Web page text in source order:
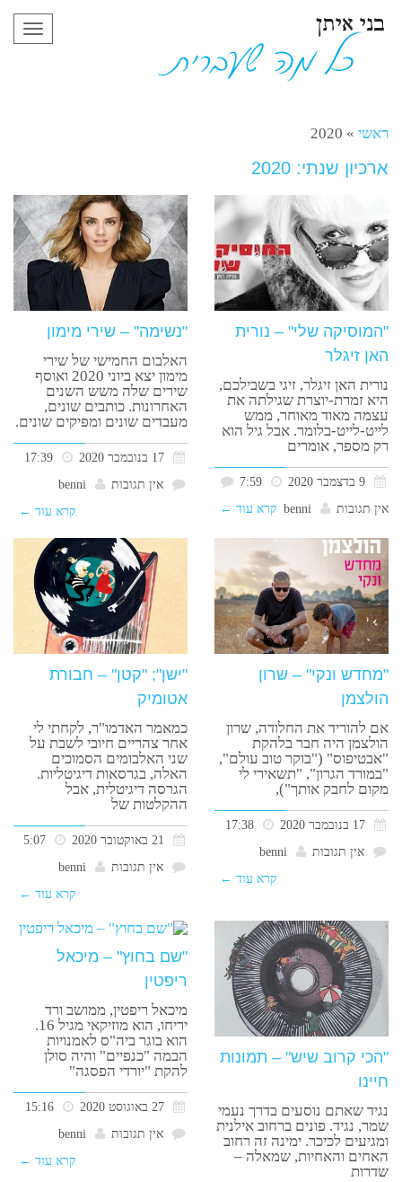
ראשי »
2020
ארכיון שנתי: 2020
"המוסיקה שלי" – נורית
האן זיגלר
נורית האן זיגלר, זיגי בשבילכם,
היא זמרת-יוצרת שגילתה את
עצמה מאוד מאוחר, ממש
לייט-לייט-בלומר. אבל גיל הוא
רק מספר, אומרים
אין תגובות
benni קרא עוד ←
"נשימה" – שירי מימון
האלבום החמישי של שירי
מימון יצא ביוני 2020 ואוסף
שירים שלה משש השנים
האחרונות. כותבים שונים,
מעבדים שונים ומפיקים שונים.
אין תגובות
benni
קרא עוד ←
"מחדש ונקי" – שרון
הולצמן
אם להוריד את החלודה, שרון
הולצמן היה חבר בלהקת
"אבטיפוס" ("בוקר טוב עולם",
"במורד הגרון", "תשאירי לי
מקום לחבק אותך"),
אין תגובות
benni
קרא עוד ←
"ישן"; "קטן" – חבורת
אטומיק
כמאמר האדמו"ר, לקחתי לי
אחר צהריים חיובי לשבת על
שני האלבומים הסמוכים
האלה, בגרסאות דיגיטליות.
הגרסה דיגיטלית, אבל
ההקלטות של
אין תגובות
benni
קרא עוד ←
"הכי קרוב שיש" – תמונות
חיינו
נגיד שאתם נוסעים בדרך נעמי
שמר, נגיד. פונים ברחוב אילנית
ומגיעים לכיכר. ימינה זה רחוב
האחים והאחיות, שמאלה –
שדרות
"שם בחוץ" – מיכאל
ריפטין
מיכאל ריפטין, ממושב ורד
יריחו, הוא מוזיקאי מגיל 16.
הוא בוגר ביה"ס לאמנויות
הבמה "כנפיים" והיה סולן
להקת "יורדי הפסגה"
אין תגובות
benni
קרא עוד ←